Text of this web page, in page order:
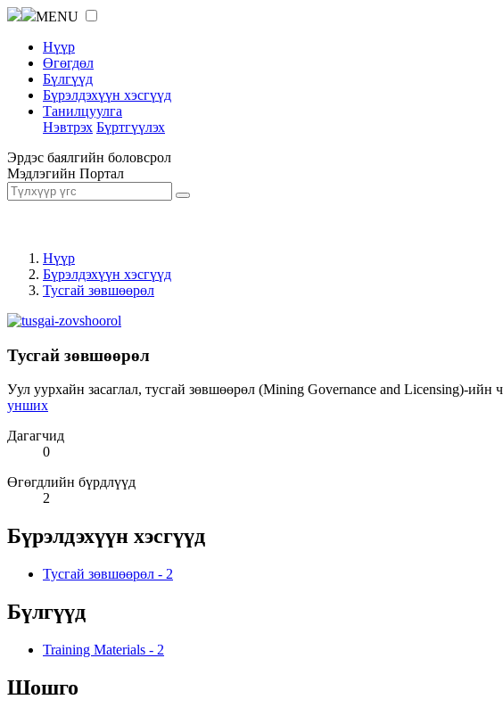
MENU
Нүүр
Өгөгдөл
Бүлгүүд
Бүрэлдэхүүн хэсгүүд
Танилцуулга
Нэвтрэх Бүртгүүлэх
Эрдэс баялгийн боловсрол
Мэдлэгийн Портал
Нүүр
Бүрэлдэхүүн хэсгүүд
Тусгай зөвшөөрөл
Тусгай зөвшөөрөл
Уул уурхайн засаглал, тусгай зөвшөөрөл (Mining Governance and Licensing)-ийн
унших
Дагагчид
0
Өгөгдлийн бүрдлүүд
2
Бүрэлдэхүүн хэсгүүд
Тусгай зөвшөөрөл - 2
Бүлгүүд
Training Materials - 2
Шошго